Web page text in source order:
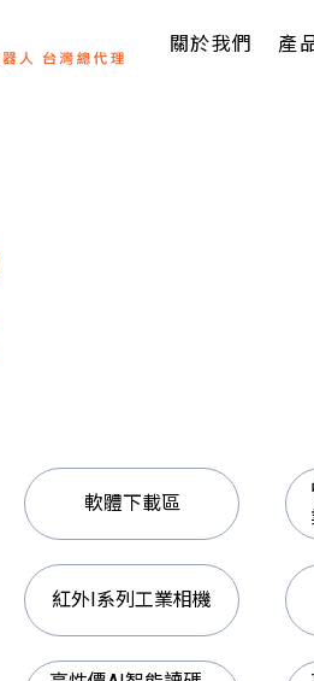
關於我們 產
軟體下載區
紅外I系列工業相機